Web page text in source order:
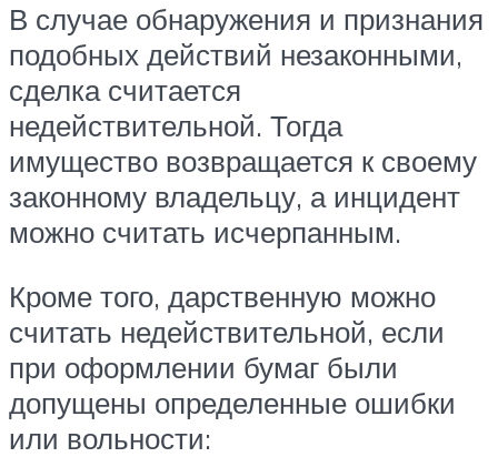
В случае обнаружения и признания
подобных действий незаконными,
сделка считается
недействительной. Тогда
имущество возвращается к своему
законному владельцу, а инцидент
можно считать исчерпанным.
Кроме того, дарственную можно
считать недействительной, если
при оформлении бумаг были
допущены определенные ошибки
или вольности: